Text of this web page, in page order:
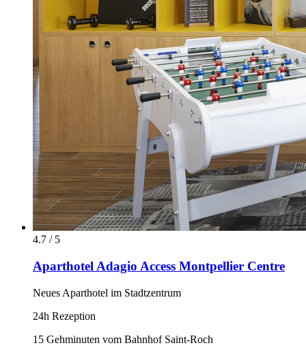
4.7 / 5
Aparthotel Adagio Access Montpellier Centre
Neues Aparthotel im Stadtzentrum
24h Rezeption
15 Gehminuten vom Bahnhof Saint-Roch